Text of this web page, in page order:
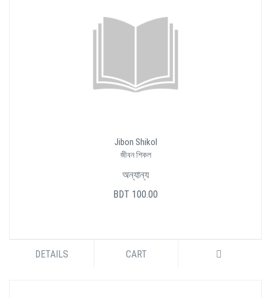
Jibon Shikol
জীবন শিকল
অন্যান্য
BDT 100.00
DETAILS CART